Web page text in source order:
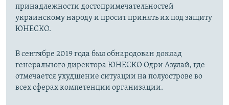
принадлежности достопримечательностей
украинскому народу и просит принять их под защиту
ЮНЕСКО.
В сентябре 2019 года был обнародован доклад
генерального директора ЮНЕСКО Одри Азулай, где
отмечается ухудшение ситуации на полуострове во
всех сферах компетенции организации.